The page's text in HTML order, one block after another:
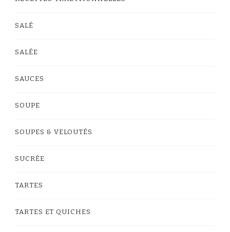
SALÉ
SALÉE
SAUCES
SOUPE
SOUPES & VELOUTÉS
SUCRÉE
TARTES
TARTES ET QUICHES